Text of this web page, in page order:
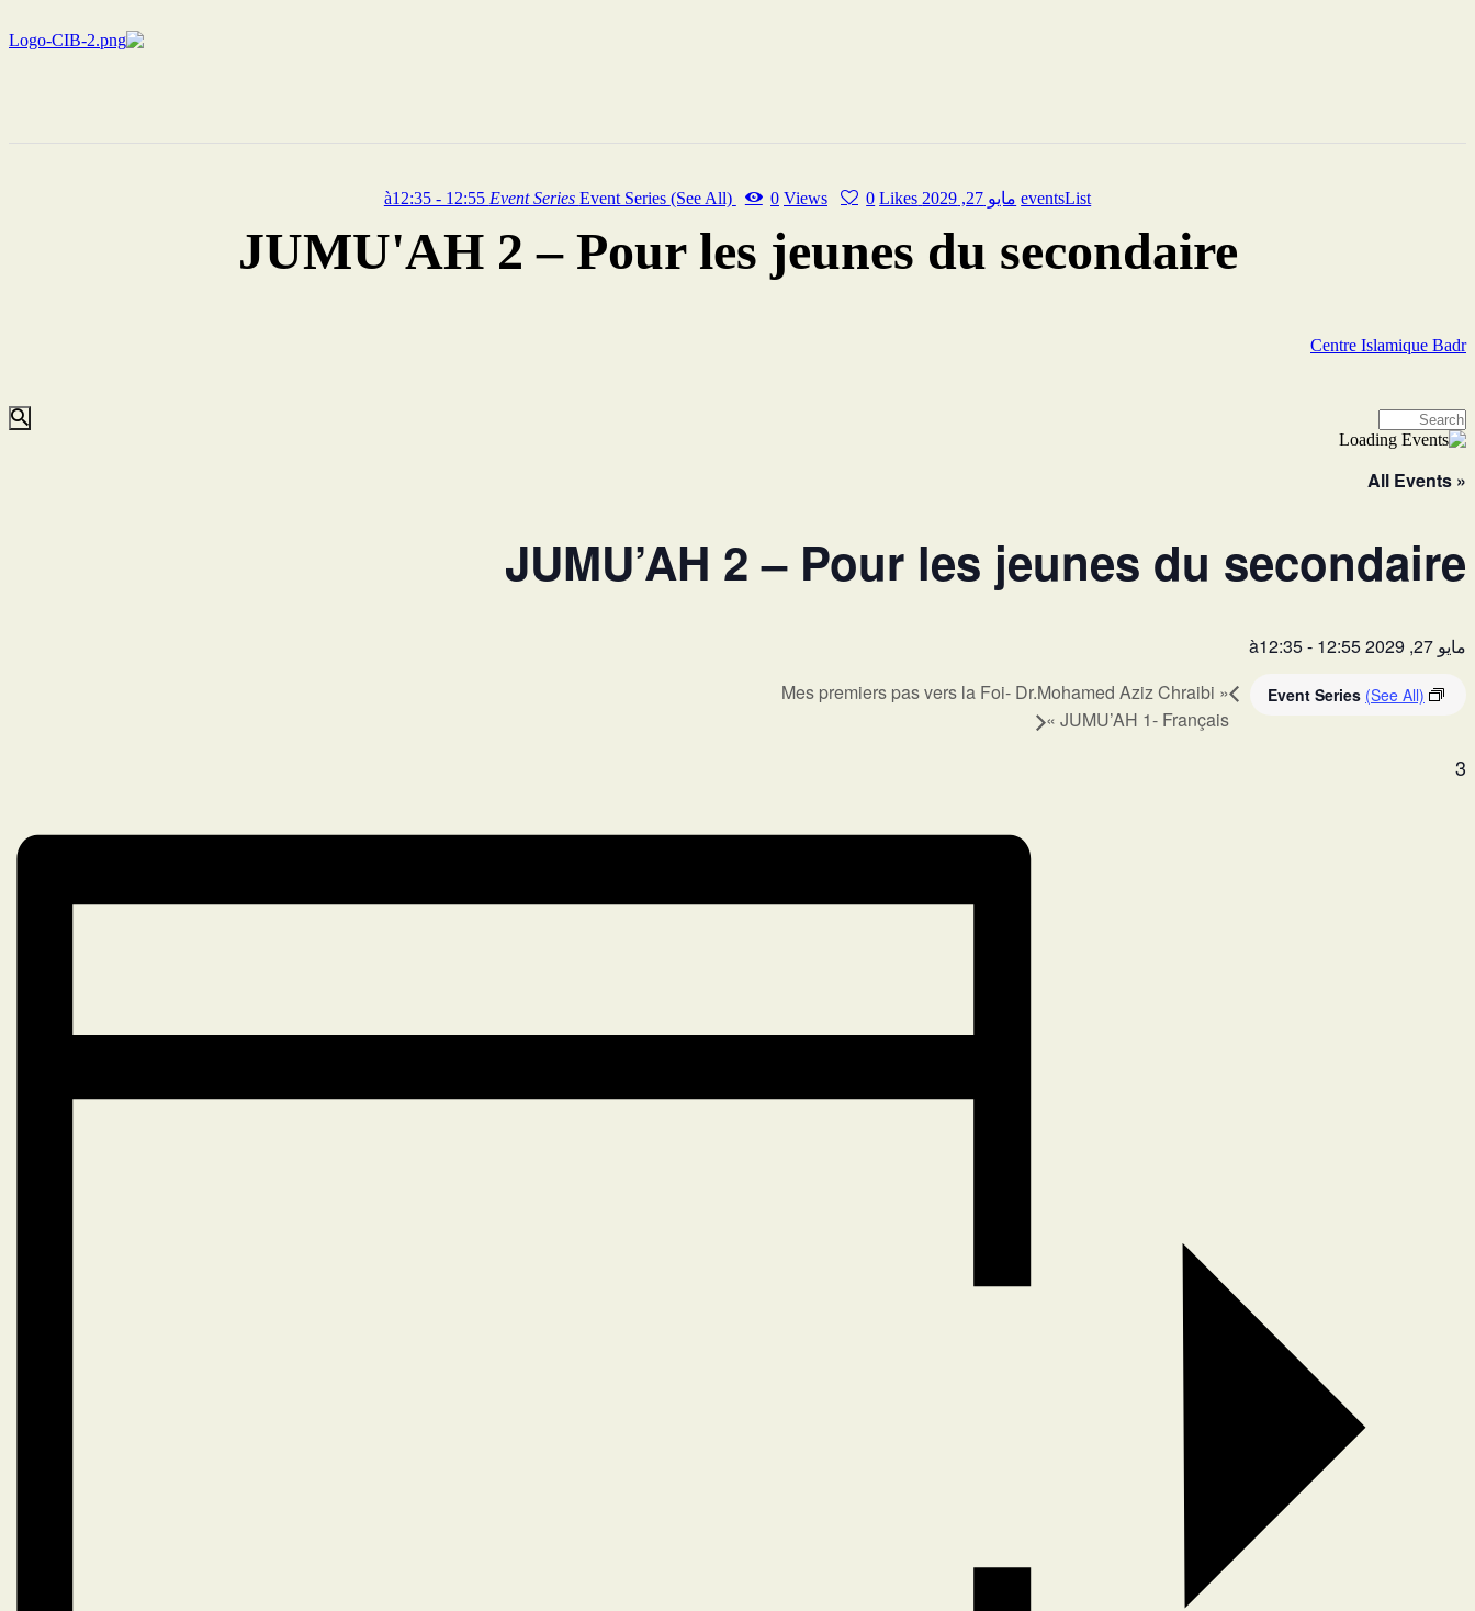
eventsList مايو 27, 2029 à12:35 - 12:55 Event Series Event Series (See All) 0 Views 0 Likes
JUMU'AH 2 – Pour les jeunes du secondaire
Centre Islamique Badr
« All Events
JUMU’AH 2 – Pour les jeunes du secondaire
مايو 27, 2029 à12:35 - 12:55
Event Series (See All)
«
JUMU’AH 1- Français
»
3